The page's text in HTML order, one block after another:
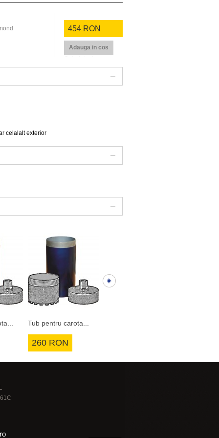
454 RON
Adauga in cos
Out of stock
celalalt exterior
Tub pentru carota...
260 RON